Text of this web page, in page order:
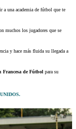
a una academia de fútbol que te
muchos los jugadores que se
y hace más fluida su llegada a
Francesa de Fútbol para su